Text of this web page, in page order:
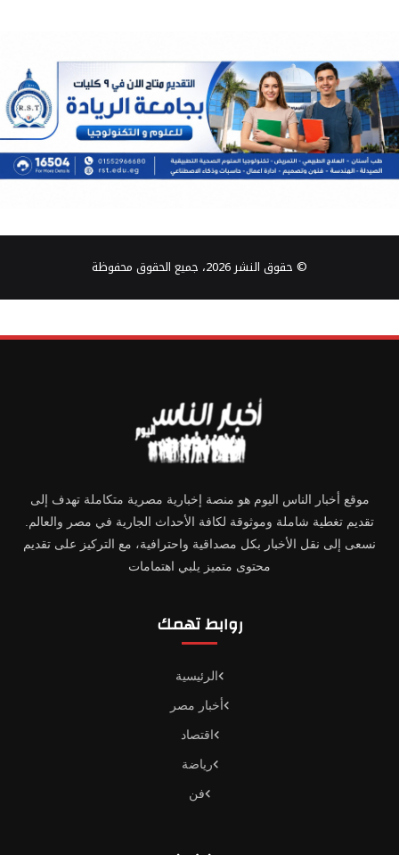
© حقوق النشر 2026، جميع الحقوق محفوظة
موقع أخبار الناس اليوم هو منصة إخبارية مصرية متكاملة تهدف إلى
تقديم تغطية شاملة وموثوقة لكافة الأحداث الجارية في مصر والعالم.
نسعى إلى نقل الأخبار بكل مصداقية واحترافية، مع التركيز على تقديم
محتوى متميز يلبي اهتمامات
روابط تهمك
الرئيسية
أخبار مصر
اقتصاد
رياضة
فن